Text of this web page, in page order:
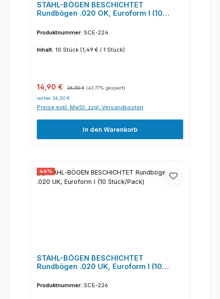
STAHL-BÖGEN BESCHICHTET
Rundbögen .020 OK, Euroform I (10
Produktnummer: SCE-224
Inhalt: 10 Stück (1,49 € / 1 Stück)
Verkaufspreis:
14,90 € Regulärer Preis:
26,50 € (43.77% gespart)
vorher 26,50 €
Preise exkl. MwSt. zzgl. Versandkosten
In den Warenkorb
44%
STAHL-BÖGEN BESCHICHTET
Rundbögen .020 UK, Euroform I (10
Produktnummer: SCE-226